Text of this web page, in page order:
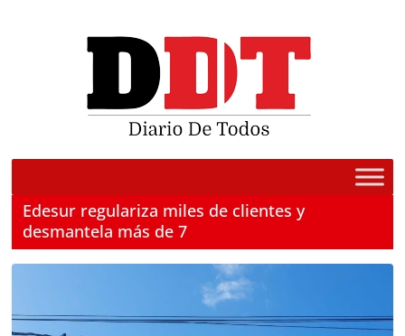
Edesur regulariza miles de clientes y
desmantela más de 7